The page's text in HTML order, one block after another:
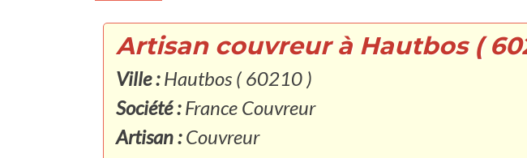
Artisan couvreur à Hautbos (
Ville :Hautbos ( 60210 )
Société :France Couvreur
Artisan :Couvreur